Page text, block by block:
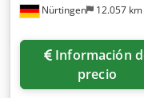
Nürtingen 12.057 km
Información de
precio